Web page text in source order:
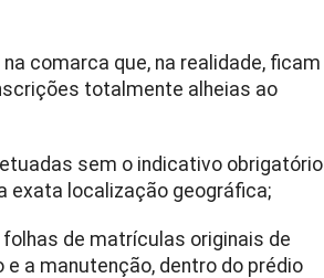
comarca que, na realidade, ficam
totalmente alheias ao
sem o indicativo obrigatório
exata localização geográfica;
de matrículas originais de
a manutenção, dentro do prédio